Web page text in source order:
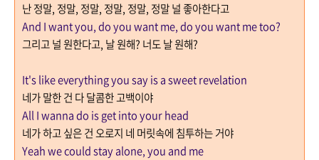
난 정말, 정말, 정말, 정말, 정말, 정말 널 좋아한다고
And I want you, do you want me, do you want me too?
그리고 널 원한다고, 날 원해? 너도 날 원해?
It's like everything you say is a sweet revelation
네가 말한 건 다 달콤한 고백이야
All I wanna do is get into your head
네가 하고 싶은 건 오로지 네 머릿속에 침투하는 거야
Yeah we could stay alone, you and me